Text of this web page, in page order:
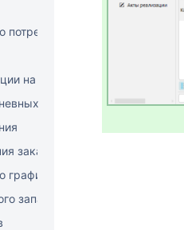
потребностям
на закупку
продаж
заказов поставщиком
графику
запаса